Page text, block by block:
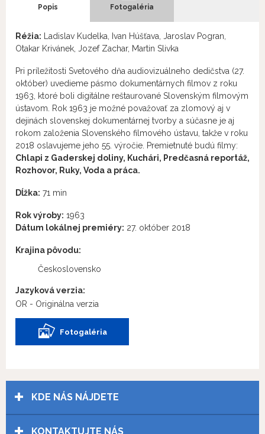
Popis Fotogaléria
Réžia: Ladislav Kudelka, Ivan Húšťava, Jaroslav Pogran,
Otakar Krivánek, Jozef Zachar, Martin Slivka
Pri príležitosti Svetového dňa audiovizuálneho dedičstva (27.
október) uvedieme pásmo dokumentárnych filmov z roku
1963, ktoré boli digitálne reštaurované Slovenským filmovým
ústavom. Rok 1963 je možné považovať za zlomový aj v
dejinách slovenskej dokumentárnej tvorby a súčasne je aj
rokom založenia Slovenského filmového ústavu, takže v roku
2018 oslavujeme jeho 55. výročie. Premietnuté budú filmy:
Chlapi z Gaderskej doliny, Kuchári, Predčasná reportáž,
Rozhovor, Ruky, Voda a práca.
Dĺžka: 71 min
Rok výroby: 1963
Dátum lokálnej premiéry: 27. október 2018
Krajina pôvodu:
Československo
Jazyková verzia:
OR - Originálna verzia
Fotogaléria
KDE NÁS NÁJDETE
KONTAKTUJTE NÁS